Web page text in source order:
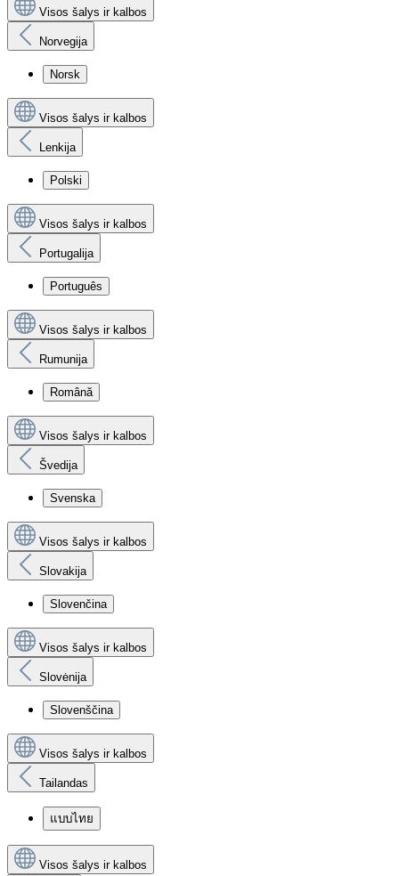
Visos šalys ir kalbos
Norvegija
Norsk
Visos šalys ir kalbos
Lenkija
Polski
Visos šalys ir kalbos
Portugalija
Português
Visos šalys ir kalbos
Rumunija
Română
Visos šalys ir kalbos
Švedija
Svenska
Visos šalys ir kalbos
Slovakija
Slovenčina
Visos šalys ir kalbos
Slovėnija
Slovenščina
Visos šalys ir kalbos
Tailandas
แบบไทย
Visos šalys ir kalbos